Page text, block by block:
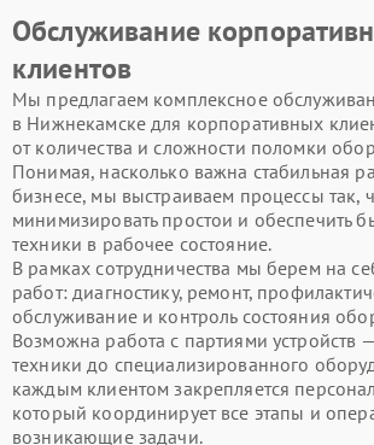
Обслуживание
клиентов
Мы предлагаем комплексное
в Нижнекамске для корпоративных
от количества и сложности поломки
Понимая, насколько важна стабильная
бизнесе, мы выстраиваем процессы так,
минимизировать простои и обеспечить
техники в рабочее состояние.
В рамках сотрудничества мы берем на
работ: диагностику, ремонт,
обслуживание и контроль состояния
Возможна работа с партиями устройств
техники до специализированного
каждым клиентом закрепляется
который координирует все этапы и
возникающие задачи.